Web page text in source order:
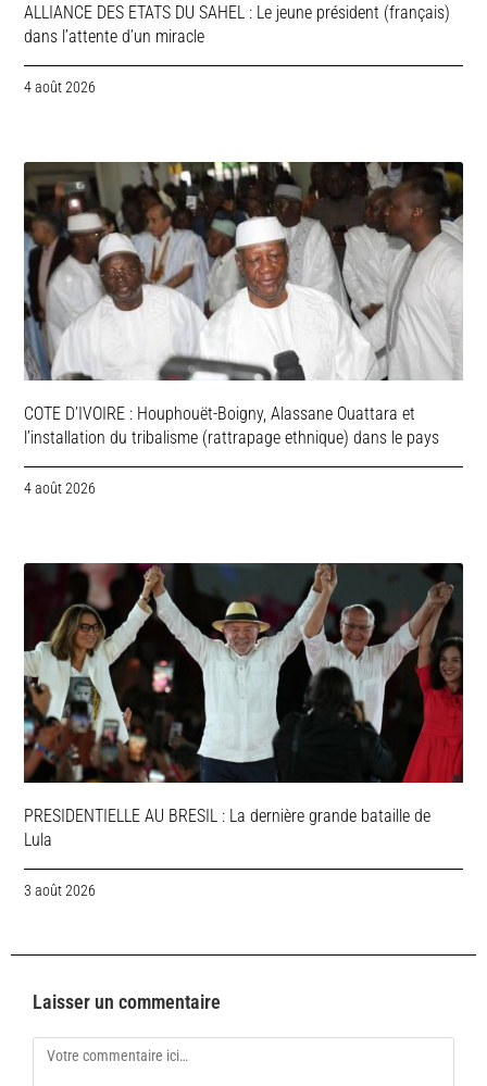
ALLIANCE DES ETATS DU SAHEL : Le jeune président (français)
dans l’attente d’un miracle
4 août 2026
COTE D’IVOIRE : Houphouët-Boigny, Alassane Ouattara et
l’installation du tribalisme (rattrapage ethnique) dans le pays
4 août 2026
PRESIDENTIELLE AU BRESIL : La dernière grande bataille de
Lula
3 août 2026
Laisser un commentaire